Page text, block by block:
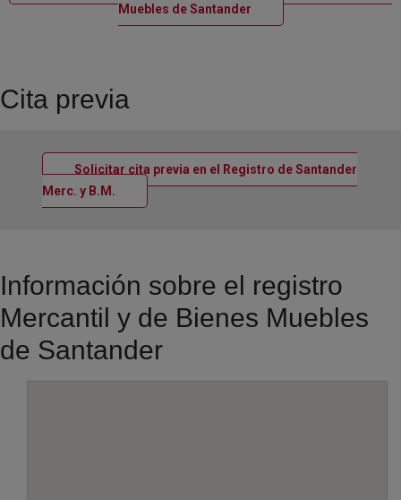
Muebles de SantanderVentana nueva
Cita previa
Solicitar cita previa en el Registro de Santander
Merc. y B.M. Ventana nueva
Información sobre el registro
Mercantil y de Bienes Muebles
de Santander